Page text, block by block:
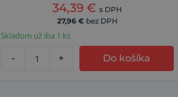
34,39 € s DPH
27,96 € bez DPH
Skladom už iba 1 ks
- + Do košíka